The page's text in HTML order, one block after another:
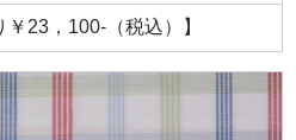
￥23，100-（税込）】